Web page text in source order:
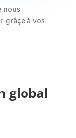
nous
grâçe à vos
global